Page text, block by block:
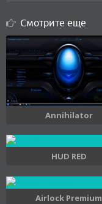
Смотрите еще
Annihilator
HUD RED
Airlock Premium